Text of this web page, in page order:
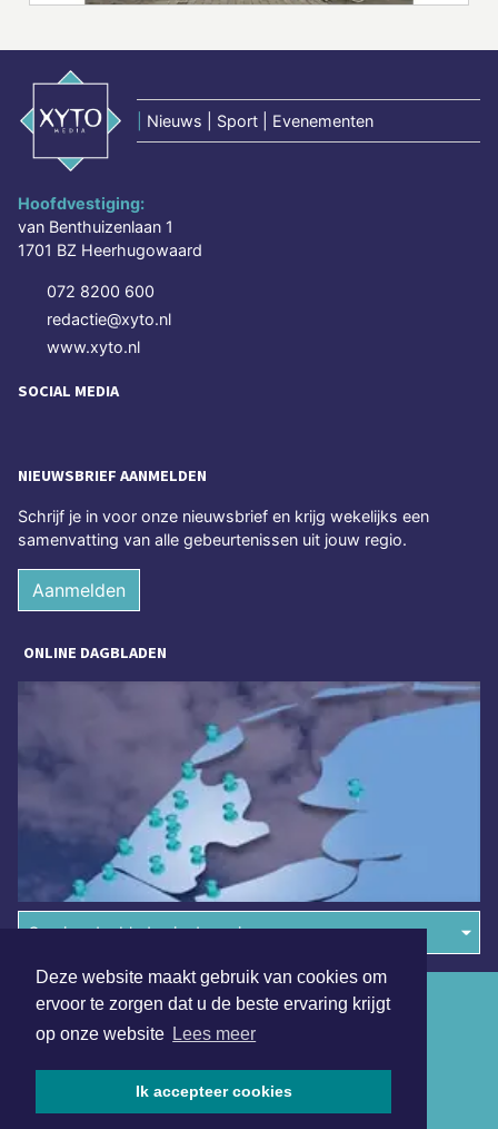
Deze website maakt gebruik van cookies om
ervoor te zorgen dat u de beste ervaring krijgt
op onze website Lees meer
Ik accepteer cookies
Nieuws | Sport | Evenementen
Hoofdvestiging:
van Benthuizenlaan 1
1701 BZ Heerhugowaard
072 8200 600
redactie@xyto.nl
www.xyto.nl
SOCIAL MEDIA
NIEUWSBRIEF AANMELDEN
Schrijf je in voor onze nieuwsbrief en krijg wekelijks een
samenvatting van alle gebeurtenissen uit jouw regio.
Aanmelden
ONLINE DAGBLADEN
Overige dagbladen in de regio
Algemene voorwaarden
Disclaimer